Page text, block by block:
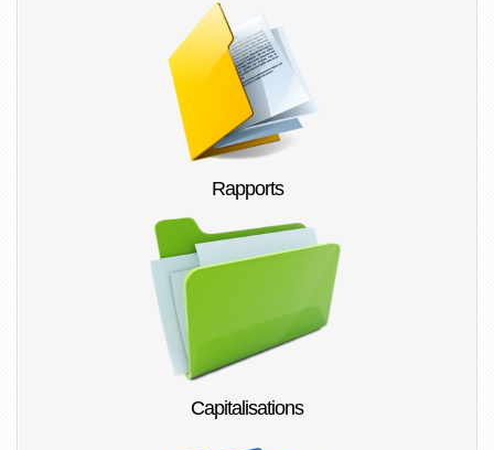
Rapports
Capitalisations